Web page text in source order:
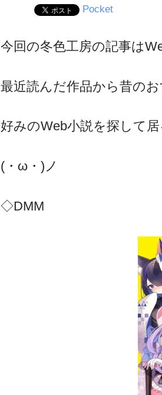
Pocket
今回の冬色工房の記事は
最近読んだ作品から昔のお
好みのWeb小説を探して
(・ω・)ノ
◇DMM